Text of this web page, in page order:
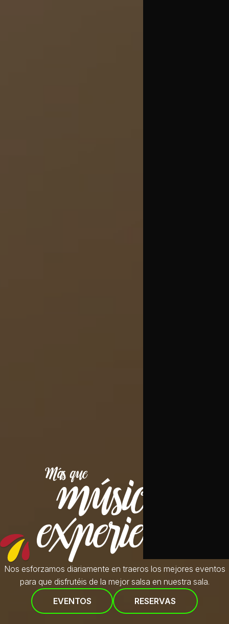
Nos esforzamos diariamente en traeros los mejores eventos
para que disfrutéis de la mejor salsa en nuestra sala.
EVENTOS
RESERVAS